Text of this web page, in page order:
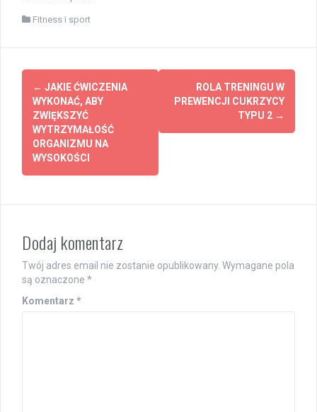
Fitness i sport
Post
navigation
← JAKIE ĆWICZENIA
WYKONAĆ, ABY
ZWIĘKSZYĆ
WYTRZYMAŁOŚĆ
ORGANIZMU NA
WYSOKOŚCI
ROLA TRENINGU W
PREWENCJI CUKRZYCY
TYPU 2 →
Dodaj komentarz
Twój adres email nie zostanie opublikowany. Wymagane pola
są oznaczone *
Komentarz *